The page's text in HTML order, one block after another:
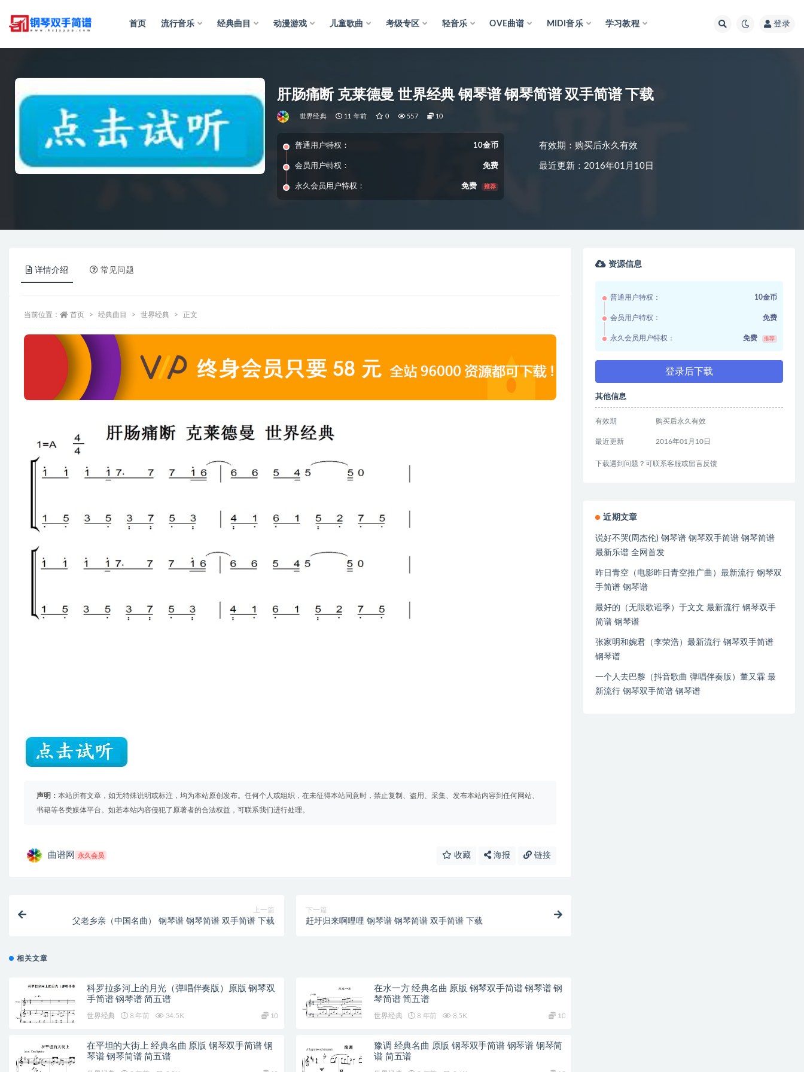
首页 流行音乐 经典曲目 动漫游戏 儿童歌曲 考级专区 轻音乐 OVE曲谱 MIDI音乐 学习教程 登录
肝肠痛断 克莱德曼 世界经典 钢琴谱 钢琴简谱 双手简谱 下载
世界经典 11 年前 0 557 10
普通用户特权： 10金币
会员用户特权： 免费
永久会员用户特权： 免费 推荐
有效期：购买后永久有效
最近更新：2016年01月10日
详情介绍 常见问题
当前位置： 首页 经典曲目 世界经典 正文
声明： 本站所有文章，如无特殊说明或标注，均为本站原创发布。任何个人或组织，在未征得本站同意时，禁止复制、盗用、采集、发布本站内容到任何网站、
书籍等各类媒体平台。如若本站内容侵犯了原著者的合法权益，可联系我们进行处理。
曲谱网 永久会员 收藏 海报 链接
上一篇
父老乡亲（中国名曲） 钢琴谱 钢琴简谱 双手简谱 下载
下一篇
赶圩归来啊哩哩 钢琴谱 钢琴简谱 双手简谱 下载
相关文章
科罗拉多河上的月光（弹唱伴奏版）原版 钢琴双
手简谱 钢琴谱 简五谱
世界经典 8 年前 34.5K 10
在水一方 经典名曲 原版 钢琴双手简谱 钢琴谱 钢
琴简谱 简五谱
世界经典 8 年前 8.5K 10
在平坦的大街上 经典名曲 原版 钢琴双手简谱 钢
琴谱 钢琴简谱 简五谱
豫调 经典名曲 原版 钢琴双手简谱 钢琴谱 钢琴简
谱 简五谱
资源信息
普通用户特权： 10金币
会员用户特权： 免费
永久会员用户特权： 免费 推荐
登录后下载
其他信息
有效期 购买后永久有效
最近更新 2016年01月10日
下载遇到问题？可联系客服或留言反馈
近期文章
说好不哭(周杰伦) 钢琴谱 钢琴双手简谱 钢琴简谱
最新乐谱 全网首发
昨日青空（电影昨日青空推广曲）最新流行 钢琴双
手简谱 钢琴谱
最好的（无限歌谣季）于文文 最新流行 钢琴双手
简谱 钢琴谱
张家明和婉君（李荣浩）最新流行 钢琴双手简谱
钢琴谱
一个人去巴黎（抖音歌曲 弹唱伴奏版）董又霖 最
新流行 钢琴双手简谱 钢琴谱